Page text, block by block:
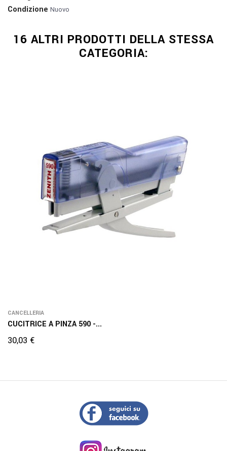
Condizione Nuovo
16 ALTRI PRODOTTI DELLA STESSA
CATEGORIA:
CANCELLERIA
CUCITRICE A PINZA 590 -...
Prezzo
30,03 €